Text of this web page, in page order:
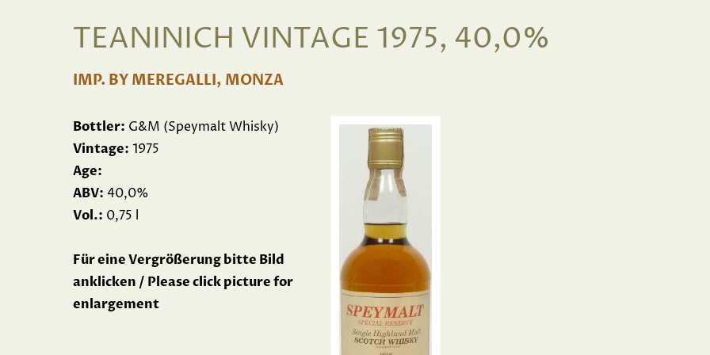
TEANINICH VINTAGE 1975, 40,0%
IMP. BY MEREGALLI, MONZA
Bottler: G&M (Speymalt Whisky)
Vintage: 1975
Age:
ABV: 40,0%
Vol.: 0,75 l
Für eine Vergrößerung bitte Bild
anklicken / Please click picture for
enlargement